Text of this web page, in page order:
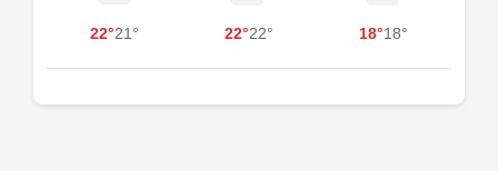
22°21° 22°22° 18°18°